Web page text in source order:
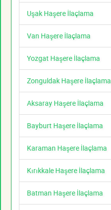
Uşak Haşere İlaçlama
Van Haşere İlaçlama
Yozgat Haşere İlaçlama
Zonguldak Haşere İlaçlama
Aksaray Haşere İlaçlama
Bayburt Haşere İlaçlama
Karaman Haşere İlaçlama
Kırıkkale Haşere İlaçlama
Batman Haşere İlaçlama